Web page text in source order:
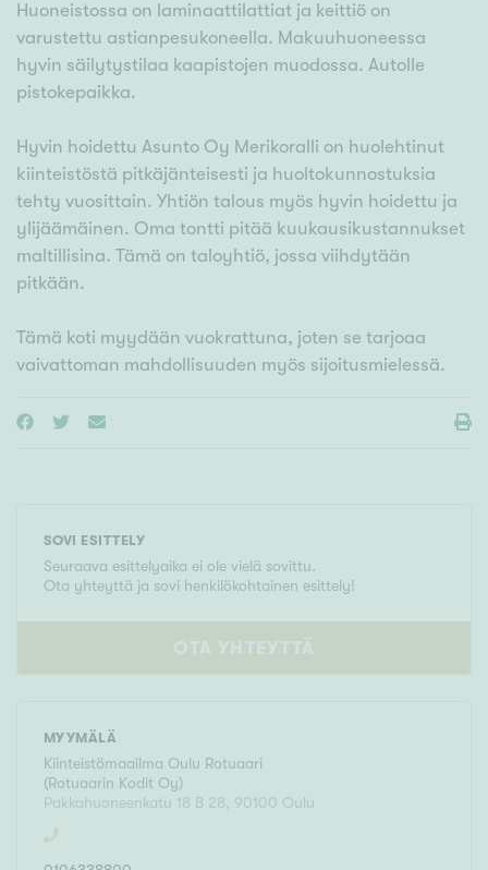
Huoneistossa on laminaattilattiat ja keittiö on
varustettu astianpesukoneella. Makuuhuoneessa
hyvin säilytystilaa kaapistojen muodossa. Autolle
pistokepaikka.
Hyvin hoidettu Asunto Oy Merikoralli on huolehtinut
kiinteistöstä pitkäjänteisesti ja huoltokunnostuksia
tehty vuosittain. Yhtiön talous myös hyvin hoidettu ja
ylijäämäinen. Oma tontti pitää kuukausikustannukset
maltillisina. Tämä on taloyhtiö, jossa viihdytään
pitkään.
Tämä koti myydään vuokrattuna, joten se tarjoaa
vaivattoman mahdollisuuden myös sijoitusmielessä.
SOVI ESITTELY
Seuraava esittelyaika ei ole vielä sovittu.
Ota yhteyttä ja sovi henkilökohtainen esittely!
OTA YHTEYTTÄ
MYYMÄLÄ
Kiinteistömaailma Oulu Rotuaari
(Rotuaarin Kodit Oy)
Pakkahuoneenkatu 18 B 28, 90100 Oulu